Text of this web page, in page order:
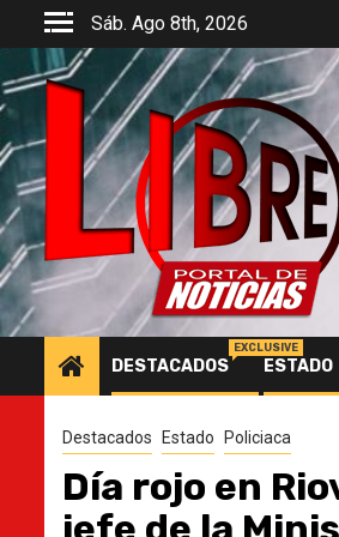
Saltar
contenido
Sáb. Ago 8th, 2026
DESTACADOS
EXCLUSIVE
ESTADO
Destacados Estado Policiaca
Día rojo en